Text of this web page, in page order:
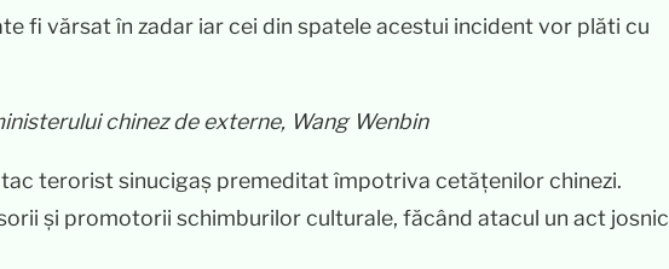
fi vărsat în zadar iar cei din spatele acestui incident vor plăti cu
chinez de externe, Wang Wenbin
terorist sinucigaș premeditat împotriva cetățenilor chinezi.
și promotorii schimburilor culturale, făcând atacul un act